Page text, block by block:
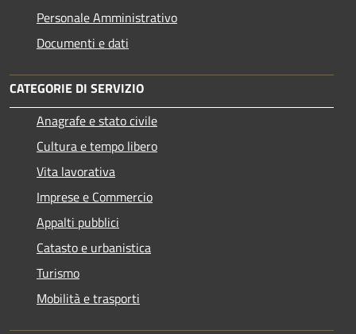
Personale Amministrativo
Documenti e dati
CATEGORIE DI SERVIZIO
Anagrafe e stato civile
Cultura e tempo libero
Vita lavorativa
Imprese e Commercio
Appalti pubblici
Catasto e urbanistica
Turismo
Mobilità e trasporti